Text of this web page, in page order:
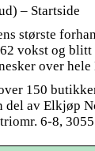
– Startside
største
vokst og blitt
over hele
150
del av Elkjøp
6-8,